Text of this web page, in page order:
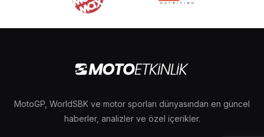
MotoGP, WorldSBK ve motor sporları dünyasından en güncel
haberler, analizler ve özel içerikler.